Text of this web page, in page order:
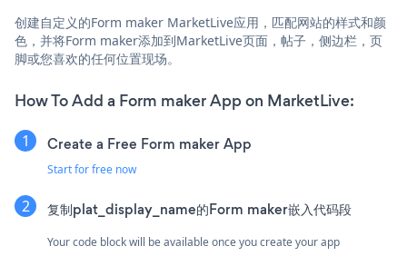
创建自定义的Form maker MarketLive应用，匹配网站的样式和颜
色，并将Form maker添加到MarketLive页面，帖子，侧边栏，页
脚或您喜欢的任何位置现场。
How To Add a Form maker App on MarketLive:
Create a Free Form maker App
Start for free now
复制plat_display_name的Form maker嵌入代码段
Your code block will be available once you create your app